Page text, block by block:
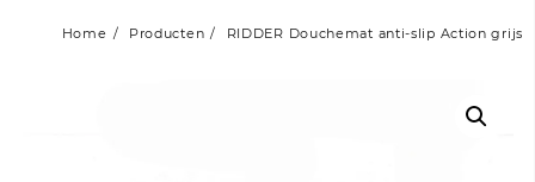
Home Producten RIDDER Douchemat anti-slip Action grijs